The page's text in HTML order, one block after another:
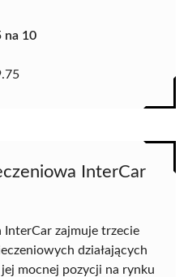
na 10
InterCar
InterCar zajmuje trzecie
działających
mocnej pozycji na rynku